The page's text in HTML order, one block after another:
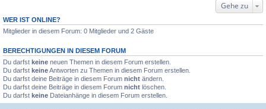
Gehe zu
WER IST ONLINE?
Mitglieder in diesem Forum: 0 Mitglieder und 2 Gäste
BERECHTIGUNGEN IN DIESEM FORUM
Du darfst keine neuen Themen in diesem Forum erstellen.
Du darfst keineAntworten zu Themen in diesem Forum erstellen.
Du darfst deine Beiträge in diesem Forum nicht ändern.
Du darfst deine Beiträge in diesem Forum nicht löschen.
Du darfst keine Dateianhänge in diesem Forum erstellen.